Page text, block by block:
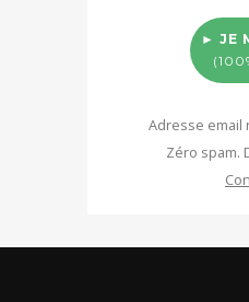
► JE
Adresse email
Zéro spam.